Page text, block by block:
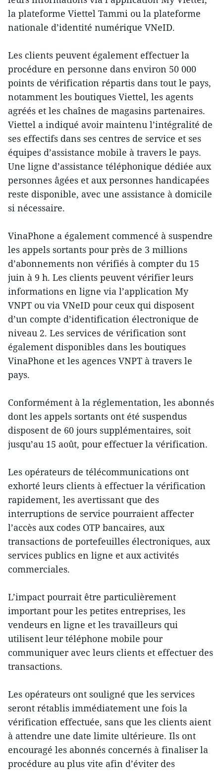
la plateforme Viettel Tammi ou la plateforme
nationale d’identité numérique VNeID.
Les clients peuvent également effectuer la
procédure en personne dans environ 50 000
points de vérification répartis dans tout le pays,
notamment les boutiques Viettel, les agents
agréés et les chaînes de magasins partenaires.
Viettel a indiqué avoir maintenu l’intégralité de
ses effectifs dans ses centres de service et ses
équipes d’assistance mobile à travers le pays.
Une ligne d’assistance téléphonique dédiée aux
personnes âgées et aux personnes handicapées
reste disponible, avec une assistance à domicile
si nécessaire.
VinaPhone a également commencé à suspendre
les appels sortants pour près de 3 millions
d’abonnements non vérifiés à compter du 15
juin à 9 h. Les clients peuvent vérifier leurs
informations en ligne via l’application My
VNPT ou via VNeID pour ceux qui disposent
d’un compte d’identification électronique de
niveau 2. Les services de vérification sont
également disponibles dans les boutiques
VinaPhone et les agences VNPT à travers le
pays.
Conformément à la réglementation, les abonnés
dont les appels sortants ont été suspendus
disposent de 60 jours supplémentaires, soit
jusqu’au 15 août, pour effectuer la vérification.
Les opérateurs de télécommunications ont
exhorté leurs clients à effectuer la vérification
rapidement, les avertissant que des
interruptions de service pourraient affecter
l’accès aux codes OTP bancaires, aux
transactions de portefeuilles électroniques, aux
services publics en ligne et aux activités
commerciales.
L’impact pourrait être particulièrement
important pour les petites entreprises, les
vendeurs en ligne et les travailleurs qui
utilisent leur téléphone mobile pour
communiquer avec leurs clients et effectuer des
transactions.
Les opérateurs ont souligné que les services
seront rétablis immédiatement une fois la
vérification effectuée, sans que les clients aient
à attendre une date limite ultérieure. Ils ont
encouragé les abonnés concernés à finaliser la
procédure au plus vite afin d’éviter des